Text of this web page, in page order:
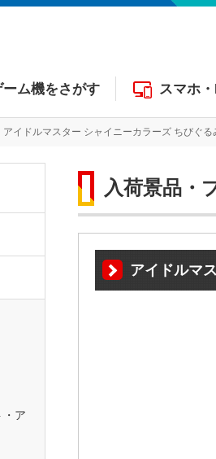
ーム機をさがす スマホ
アイドルマスター シャイニーカラーズ ちびぐ
入荷景品・
アイドルマ
・ア